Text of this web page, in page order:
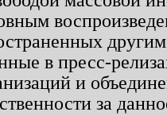
в пресс-
и
за